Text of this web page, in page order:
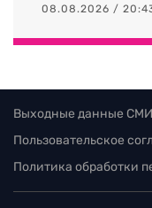
08.08.2026 /
Выходные данные СМИ
Пользовательское
Политика обработки